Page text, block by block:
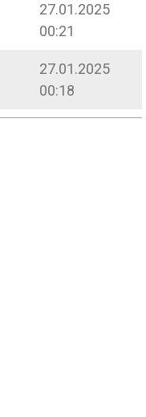
27.01.2025
00:21
27.01.2025
00:18